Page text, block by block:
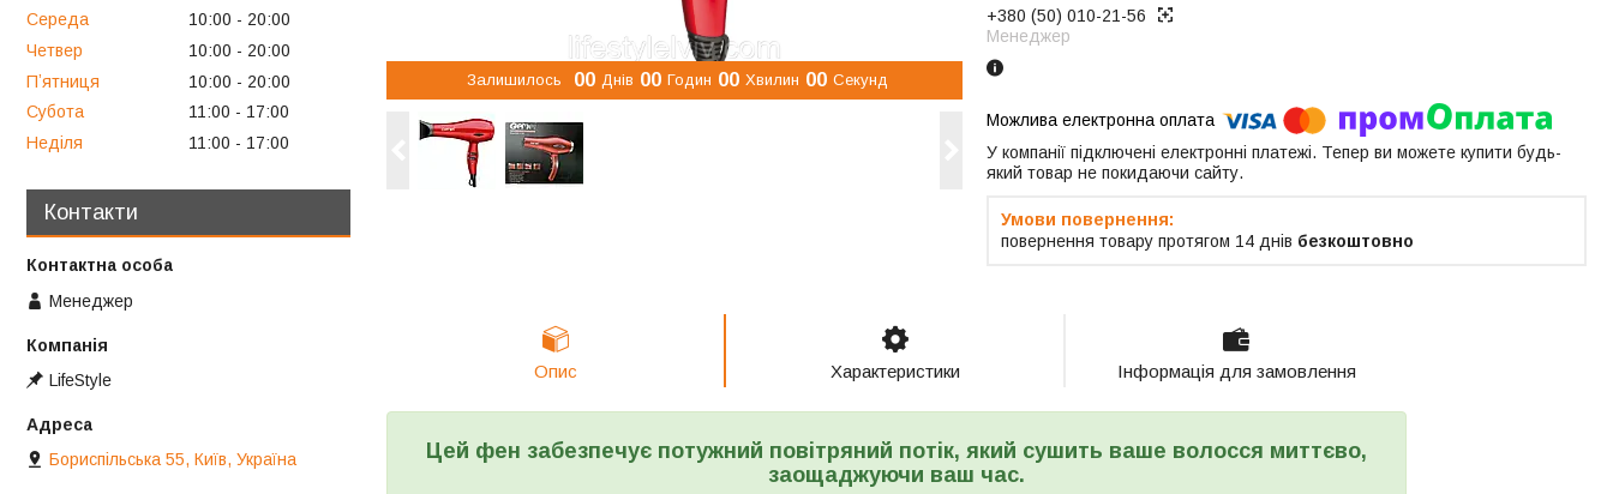
Залишилось 00 Днів 00 Годин 00 Хвилин 00 Секунд
+380 (50) 010-21-56
Менеджер
У компанії підключені електронні платежі. Тепер ви можете купити будь-
який товар не покидаючи сайту.
повернення товару протягом 14 днів безкоштовно
Опис Характеристики Інформація для замовлення
Цей фен забезпечує потужний повітряний потік, який сушить ваше волосся миттєво,
заощаджуючи ваш час.
Середа
10:00
20:00
Четвер
10:00
20:00
Пʼятниця
10:00
20:00
Субота
11:00
17:00
Неділя
11:00 17:00
Контакти
Менеджер
LifeStyle
Бориспільська 55, Київ, Україна